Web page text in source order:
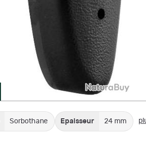
Sorbothane Epaisseur 24 mm